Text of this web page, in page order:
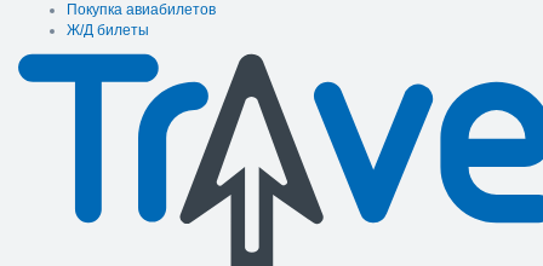
Покупка авиабилетов
Ж/Д билеты